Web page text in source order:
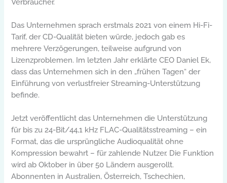
Das Unternehmen sprach erstmals 2021 von einem Hi-Fi-
Tarif, der CD-Qualität bieten würde, jedoch gab es
mehrere Verzögerungen, teilweise aufgrund von
Lizenzproblemen. Im letzten Jahr erklärte CEO Daniel Ek,
dass das Unternehmen sich in den „frühen Tagen“ der
Einführung von verlustfreier Streaming-Unterstützung
befinde.
Jetzt veröffentlicht das Unternehmen die Unterstützung
für bis zu 24-Bit/44,1 kHz FLAC-Qualitätsstreaming – ein
Format, das die ursprüngliche Audioqualität ohne
Kompression bewahrt – für zahlende Nutzer. Die Funktion
wird ab Oktober in über 50 Ländern ausgerollt.
Abonnenten in Australien, Österreich, Tschechien,